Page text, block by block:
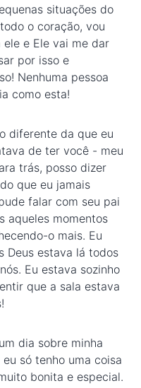
situações do
o coração, vou
e Ele vai me dar
por isso e
Nenhuma pessoa
como esta!
diferente da que eu
de ter você - meu
trás, posso dizer
que eu jamais
falar com seu pai
aqueles momentos
o mais. Eu
Deus estava lá todos
Eu estava sozinho
que a sala estava
dia sobre minha
só tenho uma coisa
bonita e especial.